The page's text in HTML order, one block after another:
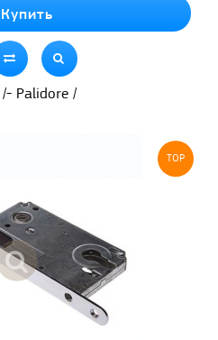
Купить
Palidore /
TOP